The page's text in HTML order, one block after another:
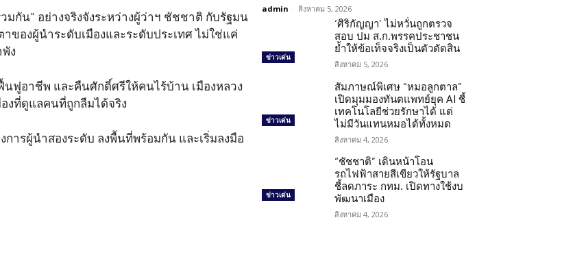
มกัน” อย่างจริงจังระหว่างผู้ว่าฯ ชัชชาติ กับรัฐมน
ของผู้นำระดับเมืองและระดับประเทศ ไม่ใช่แค่
ง
นฟูอาชีพ และคืนศักดิ์ศรีให้คนไร้บ้าน เมืองหลวง
องที่ดูแลคนที่ถูกลืมได้จริง
ารผู้นำสองระดับ ลงพื้นที่พร้อมกัน และเริ่มลงมือ
admin - สิงหาคม 5, 2026
ข่าวเด่น
‘ศิริกัญญา’ ไม่หวั่นถูกตรวจ
สอบ ปม ส.ก.พรรคประชาชน
ย้ำให้ข้อเท็จจริงเป็นตัวตัดสิน
สิงหาคม 5, 2026
ข่าวเด่น
สัมภาษณ์พิเศษ “หมอลูกตาล”
เปิดมุมมองทันตแพทย์ยุค AI ชี้
เทคโนโลยีช่วยรักษาได้ แต่
ไม่มีวันแทนหมอได้ทั้งหมด
สิงหาคม 4, 2026
ข่าวเด่น
“ชัชชาติ” เดินหน้าโอน
รถไฟฟ้าสายสีเขียวให้รัฐบาล
ชี้ลดภาระ กทม. เปิดทางใช้งบ
พัฒนาเมือง
สิงหาคม 4, 2026